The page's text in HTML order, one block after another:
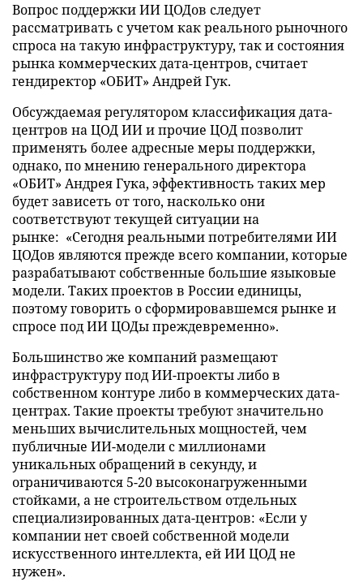
Вопрос поддержки ИИ ЦОДов следует
рассматривать с учетом как реального рыночного
спроса на такую инфраструктуру, так и состояния
рынка коммерческих дата-центров, считает
гендиректор «ОБИТ» Андрей Гук.
Обсуждаемая регулятором классификация дата-
центров на ЦОД ИИ и прочие ЦОД позволит
применять более адресные меры поддержки,
однако, по мнению генерального директора
«ОБИТ» Андрея Гука, эффективность таких мер
будет зависеть от того, насколько они
соответствуют текущей ситуации на
рынке: «Сегодня реальными потребителями ИИ
ЦОДов являются прежде всего компании, которые
разрабатывают собственные большие языковые
модели. Таких проектов в России единицы,
поэтому говорить о сформировавшемся рынке и
спросе под ИИ ЦОДы преждевременно».
Большинство же компаний размещают
инфраструктуру под ИИ-проекты либо в
собственном контуре либо в коммерческих дата-
центрах. Такие проекты требуют значительно
меньших вычислительных мощностей, чем
публичные ИИ-модели с миллионами
уникальных обращений в секунду, и
ограничиваются 5-20 высоконагруженными
стойками, а не строительством отдельных
специализированных дата-центров: «Если у
компании нет своей собственной модели
искусственного интеллекта, ей ИИ ЦОД не
нужен».